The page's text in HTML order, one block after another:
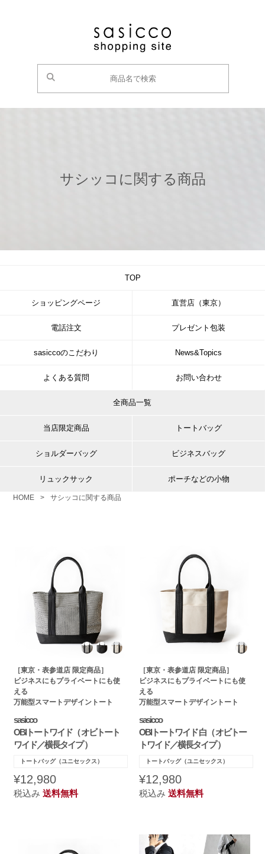
サシッコに関する商品
TOP
ショッピングページ 直営店（東京）
電話注文 プレゼント包装
sasiccoのこだわり News&Topics
よくある質問 お問い合わせ
全商品一覧
当店限定商品 トートバッグ
ショルダーバッグ ビジネスバッグ
リュックサック ポーチなどの小物
HOME > サシッコに関する商品
［東京・表参道店 限定商品］
ビジネスにもプライベートにも使
える
万能型スマートデザイントート
sasicco
OBIトートワイド（ オビトート
ワイド／横長タイプ ）
トートバッグ（ユニセックス）
¥12,980
税込み送料無料
［東京・表参道店 限定商品］
ビジネスにもプライベートにも使
える
万能型スマートデザイントート
sasicco
OBIトートワイド 白（ オビトー
トワイド／横長タイプ ）
トートバッグ（ユニセックス）
¥12,980
税込み送料無料